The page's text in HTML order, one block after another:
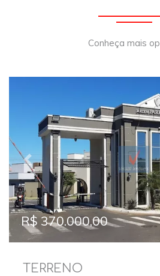
Conheça mais
Previous
R$ 370.000,00
TERRENO